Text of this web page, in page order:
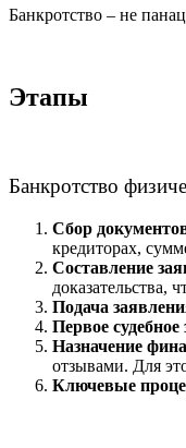
Банкротство – не
Этапы
Банкротство
Сбор
кредиторах,
Составление
доказательства,
Подача
Первое судебное
Назначение
отзывами. Для
Ключевые